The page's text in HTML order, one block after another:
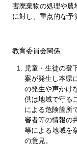
害廃棄物の処理や農
に対し、重点的な予
教育委員会関係
児童・生徒の登
案が発生し本県
の発生や声かけ
供は地域で守る
による危険箇所
審者等の情報の
等による地域を
の意見。